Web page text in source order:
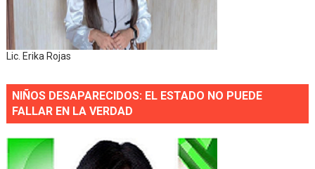
Lic. Erika Rojas
NIÑOS DESAPARECIDOS: EL ESTADO NO PUEDE
FALLAR EN LA VERDAD